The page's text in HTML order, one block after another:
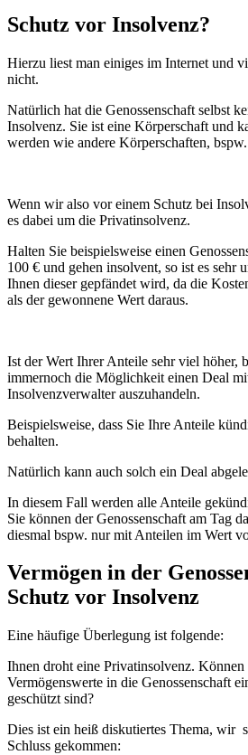
Schutz vor Insolvenz?
Hierzu liest man einiges im Internet und
nicht.
Natürlich hat die Genossenschaft selbst
Insolvenz. Sie ist eine Körperschaft und
werden wie andere Körperschaften,
Wenn wir also vor einem Schutz bei
es dabei um die Privatinsolvenz.
Halten Sie beispielsweise einen
100 € und gehen insolvent, so ist es sehr
Ihnen dieser gepfändet wird, da die
als der gewonnene Wert daraus.
Ist der Wert Ihrer Anteile sehr viel höher,
immernoch die Möglichkeit einen Deal
Insolvenzverwalter auszuhandeln.
Beispielsweise, dass Sie Ihre Anteile
behalten.
Natürlich kann auch solch ein Deal
In diesem Fall werden alle Anteile
Sie können der Genossenschaft am Tag
diesmal bspw. nur mit Anteilen im Wert
Vermögen in der
Schutz vor Insolvenz
Eine häufige Überlegung ist folgende:
Ihnen droht eine Privatinsolvenz. Können
Vermögenswerte in die Genossenschaft
geschützt sind?
Dies ist ein heiß diskutiertes Thema, wir
Schluss gekommen: